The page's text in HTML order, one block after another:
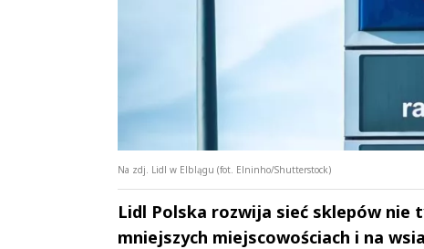
Na zdj. Lidl w Elblągu (fot. Elninho/Shutterstock)
Lidl Polska rozwija sieć sklepów nie
mniejszych miejscowościach i na